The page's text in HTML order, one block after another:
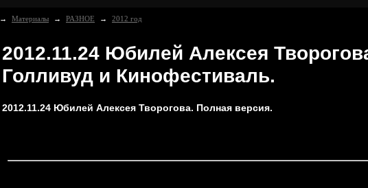
→ Материалы → РАЗНОЕ → 2012 год
2012.11.24 Юбилей Алексея
Голливуд и Кинофестиваль.
2012.11.24 Юбилей Алексея Творогова. Полная версия.